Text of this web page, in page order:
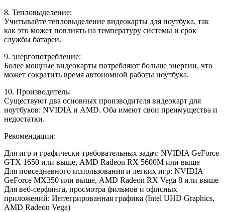
8. Тепловыделение:
Учитывайте тепловыделение видеокарты для ноутбука, так
как это может повлиять на температуру системы и срок
службы батареи.
9. энергопотребление:
Более мощные видеокарты потребляют больше энергии, что
может сократить время автономной работы ноутбука.
10. Производитель:
Существуют два основных производителя видеокарт для
ноутбуков: NVIDIA и AMD. Оба имеют свои преимущества и
недостатки.
Рекомендации:
Для игр и графически требовательных задач: NVIDIA GeForce
GTX 1650 или выше, AMD Radeon RX 5600M или выше
Для повседневного использования и легких игр: NVIDIA
GeForce MX350 или выше, AMD Radeon RX Vega 8 или выше
Для веб-серфинга, просмотра фильмов и офисных
приложений: Интегрированная графика (Intel UHD Graphics,
AMD Radeon Vega)